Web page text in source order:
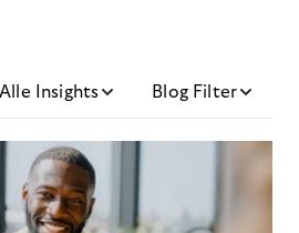
Alle Insights Blog Filter